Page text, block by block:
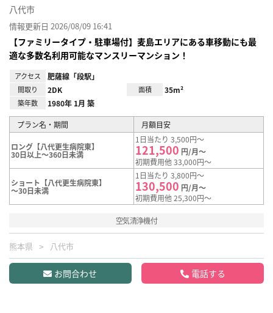
八代市
情報更新日 2026/08/09 16:41
【ファミリータイプ・駐車場付】麦島エリアにある車移動にも最
適な多数名利用可能なマンスリーマンション！
アクセス 肥薩線「段駅」
間取り 2DK 面積 35m²
築年数 1980年 1月 築
プラン名・期間 月額目安
ロング【八代更生病院東】
30日以上～360日未満
1日当たり 3,500円～
121,500 円/月～
初期費用他 33,000円～
ショート【八代更生病院東】
～30日未満
1日当たり 3,800円～
130,500 円/月～
初期費用他 25,300円～
空気清浄機付
熊本県 八代市
お問合わせ 電話する